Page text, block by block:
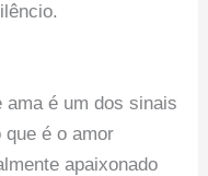
ama é um dos sinais
é o amor
apaixonado